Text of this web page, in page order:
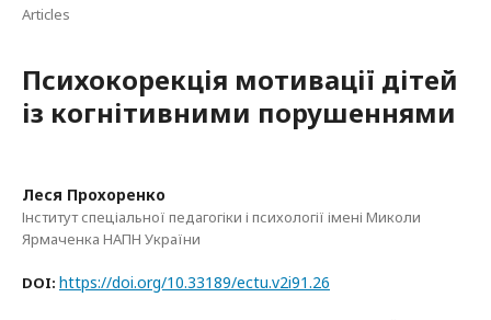
Articles
Психокорекція мотивації дітей
із когнітивними порушеннями
Леся Прохоренко
Інститут спеціальної педагогіки і психології імені Миколи
Ярмаченка НАПН України
DOI: https://doi.org/10.33189/ectu.v2i91.26